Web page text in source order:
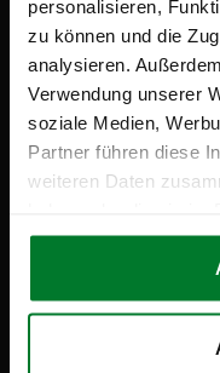
personalisieren,
zu können und die
analysieren.
Verwendung unserer
soziale Medien,
Partner führen diese
weiteren Daten
gesammelt haben.